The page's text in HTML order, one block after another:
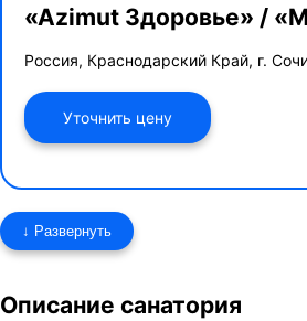
«Azimut Здоровье» /
Россия, Краснодарский Край, г.
Уточнить цену
↓ Развернуть
Описание санатория